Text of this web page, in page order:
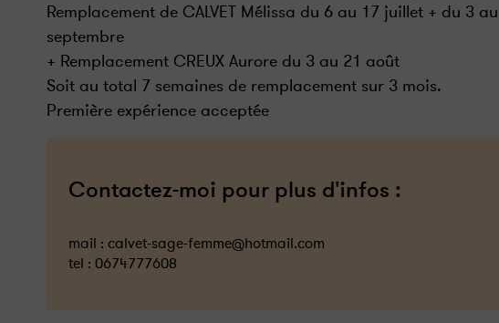
Remplacement de CALVET Mélissa du 6 au 17 juillet + du 3
septembre
+ Remplacement CREUX Aurore du 3 au 21 août
Soit au total 7 semaines de remplacement sur 3 mois.
Première expérience acceptée
Contactez-moi pour plus d'infos :
mail : calvet-sage-femme@hotmail.com
tel : 0674777608